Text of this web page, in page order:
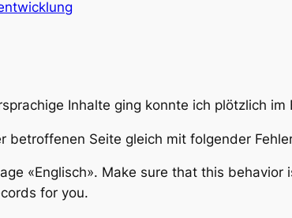
Inhalte ging konnte ich plötzlich
betroffenen Seite gleich mit folgender
«Englisch». Make sure that this
for you.